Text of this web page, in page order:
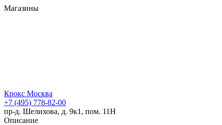
Магазины
Крокс Москва
+7 (495) 778-82-00
пр-д. Шелихова, д. 9к1, пом. 11Н
Описание